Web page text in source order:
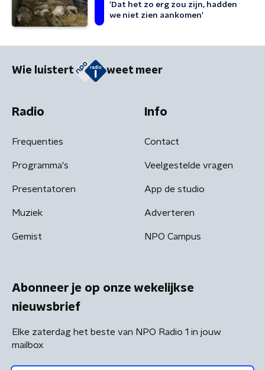
'Dat het zo erg zou zijn, hadden
we niet zien aankomen'
Wie luistert weet meer
Radio
Frequenties
Programma's
Presentatoren
Muziek
Gemist
Info
Contact
Veelgestelde vragen
App de studio
Adverteren
NPO Campus
Abonneer je op onze wekelijkse
nieuwsbrief
Elke zaterdag het beste van NPO Radio 1 in jouw
mailbox